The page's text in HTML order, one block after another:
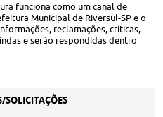
funciona como um canal de
Municipal de Riversul-SP e o
reclamações, críticas,
e serão respondidas dentro
SOLICITAÇÕES